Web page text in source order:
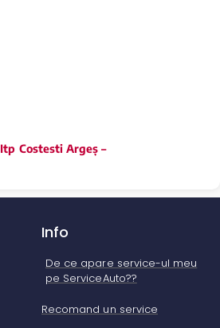
Itp Costesti Argeș –
Info
De ce apare service-ul meu
pe ServiceAuto??
Recomand un service